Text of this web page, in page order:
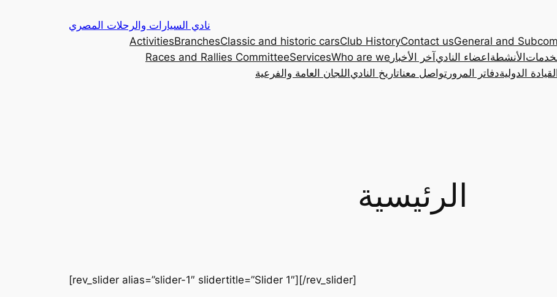
نادي السيارات والرحلات المصري
ActivitiesBranchesClassic and historic carsClub HistoryContact usGeneral and
Races and Rallies CommitteeServicesWho are we آخر الأخبار اعضاء النادي الأنشطة
اللجان العامة والفرعية تاريخ الناديتواصل معنا دفاتر المرورالدولية
الرئيسية
[rev_slider alias=”slider-1″ slidertitle=”Slider 1″][/rev_slider]